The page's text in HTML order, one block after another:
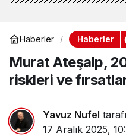
Haberler Haberler
Murat Ateşalp,
riskleri ve
Yavuz Nufel
17 Aralık 2025,